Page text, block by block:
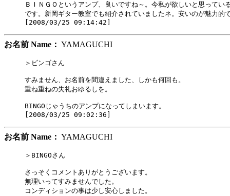
ＢＩＮＧＯというアンプ、良いですね～。今私が欲しいと思ってい
です。新岡ギター教室でも紹介されていましたネ。安いのが魅力的
お名前 Name： YAMAGUCHI
＞ビンゴさん
すみません、お名前を間違えました、しかも何回も。
重ね重ねの失礼おゆるしを。
BINGOじゃうちのアンプになってしまいます。
お名前 Name： YAMAGUCHI
＞BINGOさん
さっそくコメントありがとうございます。
無理いってすみませんでした。
コンディションの事は少し安心しました。